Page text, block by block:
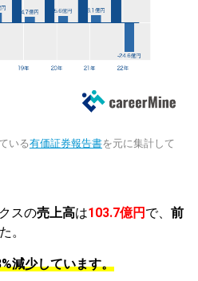
いる有価証券報告書を元に集計して
スの売上高は103.7億円 で、 前
。
減少しています。